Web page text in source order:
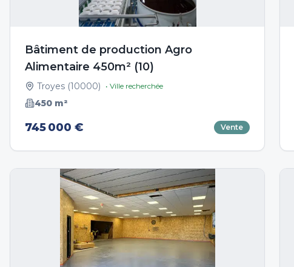
Bâtiment de production Agro
Alimentaire 450m² (10)
Troyes (10000) • Ville recherchée
450 m²
745 000 € Vente